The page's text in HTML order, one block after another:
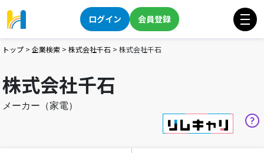
ログイン 会員登録
トップ > 企業検索 > 株式会社千石 > 株式会社千石
株式会社千石
メーカー（家電）